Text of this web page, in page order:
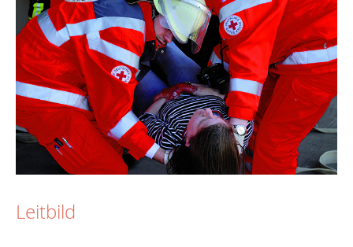
Leitbild